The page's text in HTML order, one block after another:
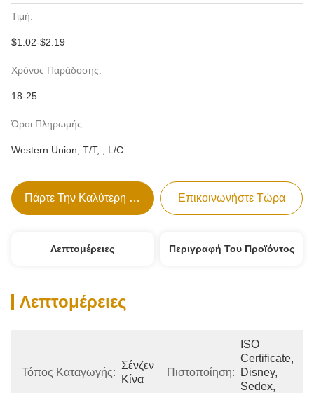
Τιμή:
$1.02-$2.19
Χρόνος Παράδοσης:
18-25
Όροι Πληρωμής:
Western Union, T/T, , L/C
Πάρτε Την Καλύτερη Τιμή Επικοινωνήστε Τώρα
Λεπτομέρειες Περιγραφή Του Προϊόντος
Λεπτομέρειες
Τόπος Καταγωγής:
Σένζεν
Κίνα
Πιστοποίηση:
ISO
Certificate,
Disney,
Sedex,